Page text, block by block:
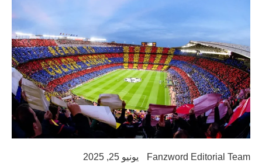
Fanzword Editorial Team
يونيو 25, 2025